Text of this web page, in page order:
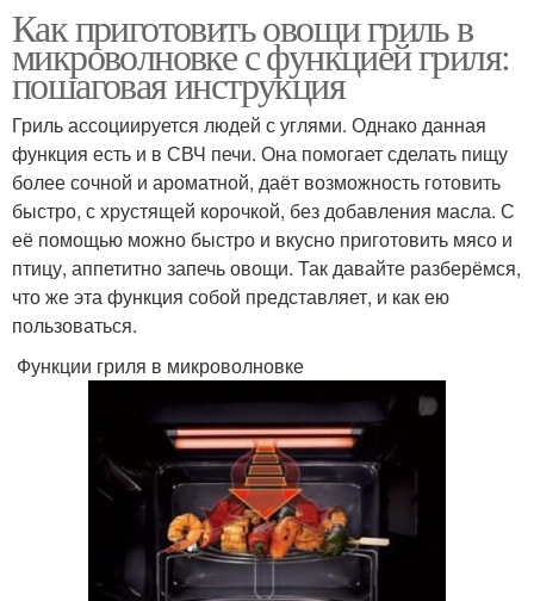
Как приготовить овощи гриль в
микроволновке с функцией гриля:
пошаговая инструкция
Гриль ассоциируется людей с углями. Однако данная
функция есть и в СВЧ печи. Она помогает сделать пищу
более сочной и ароматной, даёт возможность готовить
быстро, с хрустящей корочкой, без добавления масла. С
её помощью можно быстро и вкусно приготовить мясо и
птицу, аппетитно запечь овощи. Так давайте разберёмся,
что же эта функция собой представляет, и как ею
пользоваться.
Функции гриля в микроволновке